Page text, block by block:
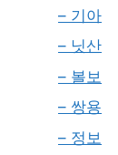
– 기아
– 닛산
– 볼보
– 쌍용
– 정보